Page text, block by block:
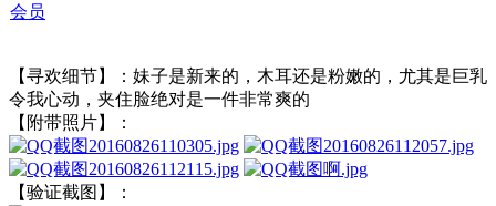
会员
【寻欢细节】：妹子是新来的，木耳还是粉嫩的，尤其是巨乳
令我心动，夹住脸绝对是一件非常爽的
【附带照片】：
【验证截图】：